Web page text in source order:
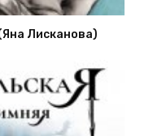
Лисканова)